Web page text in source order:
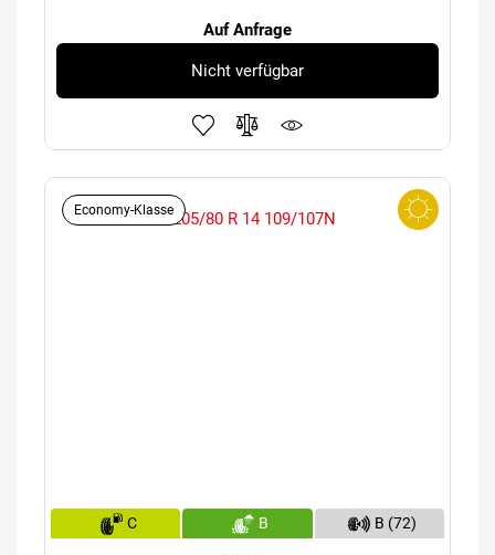
Auf Anfrage
Nicht verfügbar
Economy-Klasse
C B B (72)